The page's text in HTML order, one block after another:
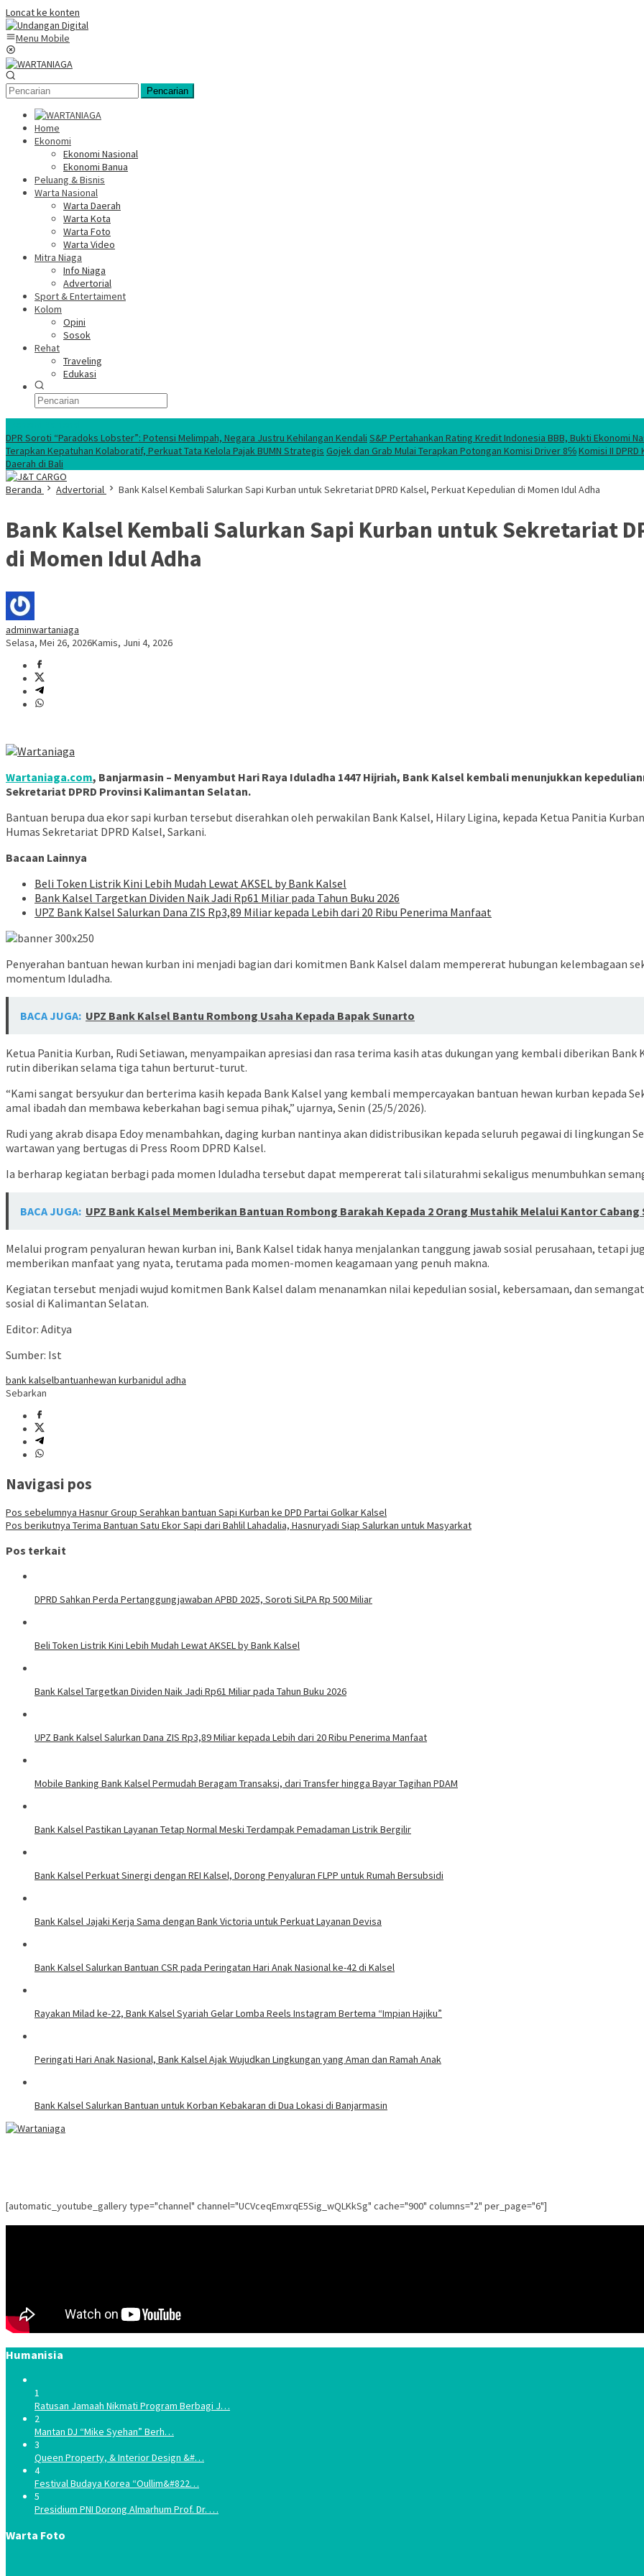
Loncat ke konten
Menu Mobile
Pencarian
Home
Ekonomi
Ekonomi Nasional
Ekonomi Banua
Peluang & Bisnis
Warta Nasional
Warta Daerah
Warta Kota
Warta Foto
Warta Video
Mitra Niaga
Info Niaga
Advertorial
Sport & Entertaiment
Kolom
Opini
Sosok
Rehat
Traveling
Edukasi
DPR Soroti “Paradoks Lobster”: Potensi Melimpah, Negara Justru Kehilangan Kendali S&P Pertahankan Rating Kredit Indonesia BBB, Bukti Ekonomi
Terapkan Kepatuhan Kolaboratif, Perkuat Tata Kelola Pajak BUMN Strategis Gojek dan Grab Mulai Terapkan Potongan Komisi Driver 8℅Komisi II
Daerah di Bali
Beranda
Advertorial Bank Kalsel Kembali Salurkan Sapi Kurban untuk Sekretariat DPRD Kalsel, Perkuat Kepedulian di Momen Idul Adha
Bank Kalsel Kembali Salurkan Sapi Kurban untuk Sekretariat
di Momen Idul Adha
adminwartaniaga
Selasa, Mei 26, 2026Kamis, Juni 4, 2026
Wartaniaga.com, Banjarmasin – Menyambut Hari Raya Iduladha 1447 Hijriah, Bank Kalsel kembali menunjukkan
Sekretariat DPRD Provinsi Kalimantan Selatan.
Bantuan berupa dua ekor sapi kurban tersebut diserahkan oleh perwakilan Bank Kalsel, Hilary Ligina, kepada Ketua Panitia
Humas Sekretariat DPRD Kalsel, Sarkani.
Bacaan Lainnya
Beli Token Listrik Kini Lebih Mudah Lewat AKSEL by Bank Kalsel
Bank Kalsel Targetkan Dividen Naik Jadi Rp61 Miliar pada Tahun Buku 2026
UPZ Bank Kalsel Salurkan Dana ZIS Rp3,89 Miliar kepada Lebih dari 20 Ribu Penerima Manfaat
Penyerahan bantuan hewan kurban ini menjadi bagian dari komitmen Bank Kalsel dalam mempererat hubungan kelembagaan
momentum Iduladha.
BACA JUGA: UPZ Bank Kalsel Bantu Rombong Usaha Kepada Bapak Sunarto
Ketua Panitia Kurban, Rudi Setiawan, menyampaikan apresiasi dan rasa terima kasih atas dukungan yang kembali diberikan
rutin diberikan selama tiga tahun berturut-turut.
“Kami sangat bersyukur dan berterima kasih kepada Bank Kalsel yang kembali mempercayakan bantuan hewan kurban kepada
amal ibadah dan membawa keberkahan bagi semua pihak,” ujarnya, Senin (25/5/2026).
Rudi yang akrab disapa Edoy menambahkan, daging kurban nantinya akan didistribusikan kepada seluruh pegawai di lingkungan
wartawan yang bertugas di Press Room DPRD Kalsel.
Ia berharap kegiatan berbagi pada momen Iduladha tersebut dapat mempererat tali silaturahmi sekaligus menumbuhkan
BACA JUGA: UPZ Bank Kalsel Memberikan Bantuan Rombong Barakah Kepada 2 Orang Mustahik Melalui Kantor Cabang
Melalui program penyaluran hewan kurban ini, Bank Kalsel tidak hanya menjalankan tanggung jawab sosial perusahaan, tetapi
memberikan manfaat yang nyata, terutama pada momen-momen keagamaan yang penuh makna.
Kegiatan tersebut menjadi wujud komitmen Bank Kalsel dalam menanamkan nilai kepedulian sosial, kebersamaan, dan
sosial di Kalimantan Selatan.
Editor: Aditya
Sumber: Ist
bank kalselbantuanhewan kurbanidul adha
Sebarkan
Navigasi pos
Pos sebelumnya Hasnur Group Serahkan bantuan Sapi Kurban ke DPD Partai Golkar Kalsel
Pos berikutnya Terima Bantuan Satu Ekor Sapi dari Bahlil Lahadalia, Hasnuryadi Siap Salurkan untuk Masyarkat
Pos terkait
DPRD Sahkan Perda Pertanggungjawaban APBD 2025, Soroti SiLPA Rp 500 Miliar
Beli Token Listrik Kini Lebih Mudah Lewat AKSEL by Bank Kalsel
Bank Kalsel Targetkan Dividen Naik Jadi Rp61 Miliar pada Tahun Buku 2026
UPZ Bank Kalsel Salurkan Dana ZIS Rp3,89 Miliar kepada Lebih dari 20 Ribu Penerima Manfaat
Mobile Banking Bank Kalsel Permudah Beragam Transaksi, dari Transfer hingga Bayar Tagihan PDAM
Bank Kalsel Pastikan Layanan Tetap Normal Meski Terdampak Pemadaman Listrik Bergilir
Bank Kalsel Perkuat Sinergi dengan REI Kalsel, Dorong Penyaluran FLPP untuk Rumah Bersubsidi
Bank Kalsel Jajaki Kerja Sama dengan Bank Victoria untuk Perkuat Layanan Devisa
Bank Kalsel Salurkan Bantuan CSR pada Peringatan Hari Anak Nasional ke-42 di Kalsel
Rayakan Milad ke-22, Bank Kalsel Syariah Gelar Lomba Reels Instagram Bertema “Impian Hajiku”
Peringati Hari Anak Nasional, Bank Kalsel Ajak Wujudkan Lingkungan yang Aman dan Ramah Anak
Bank Kalsel Salurkan Bantuan untuk Korban Kebakaran di Dua Lokasi di Banjarmasin
[automatic_youtube_gallery type="channel" channel="UCVceqEmxrqE5Sig_wQLKkSg" cache="900" columns="2" per_page="6"]
Humanisia
1
Ratusan Jamaah Nikmati Program Berbagi J…
2
Mantan DJ “Mike Syehan” Berh…
3
Queen Property, & Interior Design &#…
4
Festival Budaya Korea “Oullim&#822…
5
Presidium PNI Dorong Almarhum Prof. Dr. …
Warta Foto